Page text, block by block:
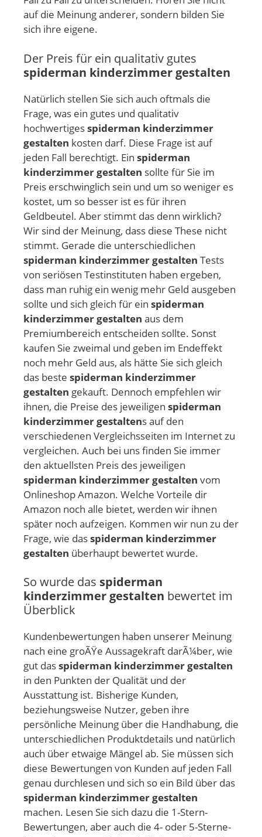
auf die Meinung anderer, sondern bilden Sie
sich ihre eigene.
Der Preis für ein qualitativ gutes
spiderman kinderzimmer gestalten
Natürlich stellen Sie sich auch oftmals die
Frage, was ein gutes und qualitativ
hochwertigesspiderman kinderzimmer
gestalten kosten darf. Diese Frage ist auf
jeden Fall berechtigt. Ein spiderman
kinderzimmer gestalten sollte für Sie im
Preis erschwinglich sein und um so weniger es
kostet, um so besser ist es für ihren
Geldbeutel. Aber stimmt das denn wirklich?
Wir sind der Meinung, dass diese These nicht
stimmt. Gerade die unterschiedlichen
spiderman kinderzimmer gestalten Tests
von seriösen Testinstituten haben ergeben,
dass man ruhig ein wenig mehr Geld ausgeben
sollte und sich gleich für ein spiderman
kinderzimmer gestalten aus dem
Premiumbereich entscheiden sollte. Sonst
kaufen Sie zweimal und geben im Endeffekt
noch mehr Geld aus, als hätte Sie sich gleich
das beste spiderman kinderzimmer
gestalten gekauft. Dennoch empfehlen wir
ihnen, die Preise des jeweiligen spiderman
kinderzimmer gestaltens auf den
verschiedenen Vergleichsseiten im Internet zu
vergleichen. Auch bei uns finden Sie immer
den aktuellsten Preis des jeweiligen
spiderman kinderzimmer gestalten vom
Onlineshop Amazon. Welche Vorteile dir
Amazon noch alle bietet, werden wir ihnen
später noch aufzeigen. Kommen wir nun zu der
Frage, wie dasspiderman kinderzimmer
gestalten überhaupt bewertet wurde.
So wurde das spiderman
kinderzimmer gestalten bewertet im
Überblick
Kundenbewertungen haben unserer Meinung
nach eine groÃŸe Aussagekraft darÃ¼ber, wie
gut dasspiderman kinderzimmer gestalten
in den Punkten der Qualität und der
Ausstattung ist. Bisherige Kunden,
beziehungsweise Nutzer, geben ihre
persönliche Meinung über die Handhabung, die
unterschiedlichen Produktdetails und natürlich
auch über etwaige Mängel ab. Sie müssen sich
diese Bewertungen von Kunden auf jeden Fall
genau durchlesen und sich so ein Bild über das
spiderman kinderzimmer gestalten
machen. Lesen Sie sich dazu die 1-Stern-
Bewertungen, aber auch die 4- oder 5-Sterne-